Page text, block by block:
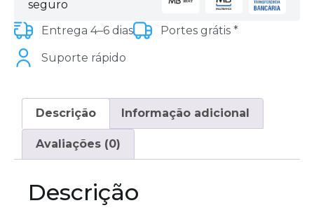
seguro
Entrega 4–6 dias
Portes grátis *
Suporte rápido
Descrição Informação adicional
Avaliações (0)
Descrição